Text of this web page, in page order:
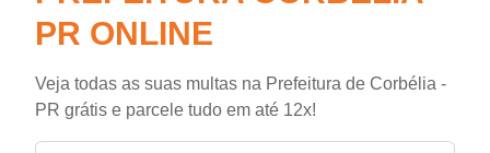
PR ONLINE
Veja todas as suas multas na Prefeitura de Corbélia -
PR grátis e parcele tudo em até 12x!